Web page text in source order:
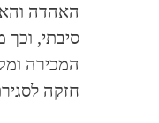
האהדה
סיבתי, וכך
המכירה
חזקה